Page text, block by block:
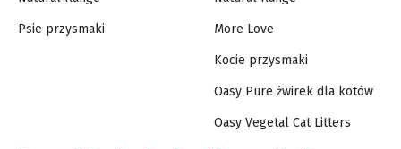
Psie przysmaki More Love
Kocie przysmaki
Oasy Pure żwirek dla kotów
Oasy Vegetal Cat Litters